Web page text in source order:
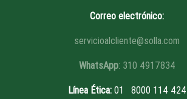
Correo electrónico:
servicioalcliente@solla.com
WhatsApp: 310 4917834
Línea Ética:01 8000 114 424